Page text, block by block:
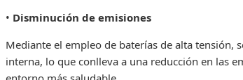
• Disminución de emisiones
Mediante el empleo de baterías de alta tensión,
interna, lo que conlleva a una reducción en las